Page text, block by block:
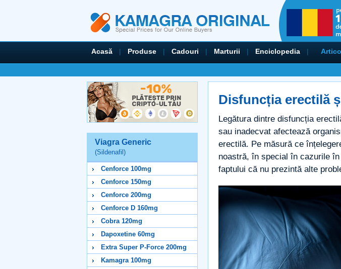
Acasă | Produse | Cadouri | Marturii | Enciclopedia |
Viagra Generic
(Sildenafil)
Cenforce 100mg
Cenforce 150mg
Cenforce 200mg
Cenforce D 160mg
Cobra 120mg
Dapoxetine 60mg
Extra Super P-Force 200mg
Kamagra 100mg
Disfuncția erectilă
Legătura dintre disfuncția
sau inadecvat afectează
erectilă. Pe măsură ce
noastră, în special în cazurile
faptului că nu prezintă alte